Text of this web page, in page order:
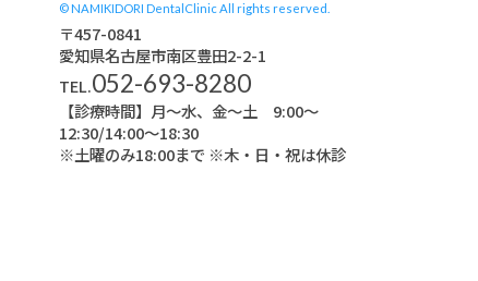
© NAMIKIDORI DentalClinic All rights reserved.
〒457-0841
愛知県名古屋市南区豊田2-2-1
TEL.052-693-8280
【診療時間】月〜水、金～土 9:00〜
12:30/14:00～18:30
※土曜のみ18:00まで ※木・日・祝は休診